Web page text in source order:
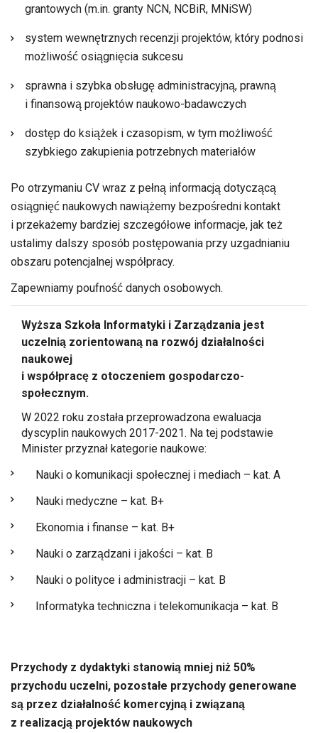
grantowych (m.in. granty NCN, NCBiR, MNiSW)
system wewnętrznych recenzji projektów, który podnosi
możliwość osiągnięcia sukcesu
sprawna i szybka obsługę administracyjną, prawną
i finansową projektów naukowo-badawczych
dostęp do książek i czasopism, w tym możliwość
szybkiego zakupienia potrzebnych materiałów
Po otrzymaniu CV wraz z pełną informacją dotyczącą
osiągnięć naukowych nawiążemy bezpośredni kontakt
i przekażemy bardziej szczegółowe informacje, jak też
ustalimy dalszy sposób postępowania przy uzgadnianiu
obszaru potencjalnej współpracy.
Zapewniamy poufność danych osobowych.
Wyższa Szkoła Informatyki i Zarządzania jest
uczelnią zorientowaną na rozwój działalności
naukowej
i współpracę z otoczeniem gospodarczo-
społecznym.
W 2022 roku została przeprowadzona ewaluacja
dyscyplin naukowych 2017-2021. Na tej podstawie
Minister przyznał kategorie naukowe:
Nauki o komunikacji społecznej i mediach – kat. A
Nauki medyczne – kat. B+
Ekonomia i finanse – kat. B+
Nauki o zarządzani i jakości – kat. B
Nauki o polityce i administracji – kat. B
Informatyka techniczna i telekomunikacja – kat. B
Przychody z dydaktyki stanowią mniej niż 50%
przychodu uczelni, pozostałe przychody generowane
są przez działalność komercyjną i związaną
z realizacją projektów naukowych